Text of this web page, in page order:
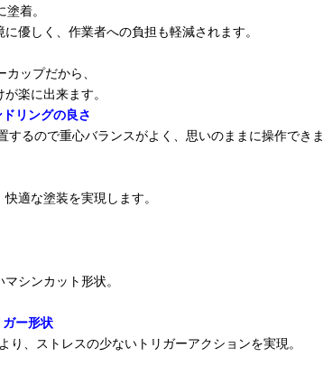
着。
しく、作業者への負担も軽減されます。
ップだから、
楽に出来ます。
リングの良さ
るので重心バランスがよく、思いのままに操作できま
な塗装を実現します。
シンカット形状。
ー形状
、ストレスの少ないトリガーアクションを実現。